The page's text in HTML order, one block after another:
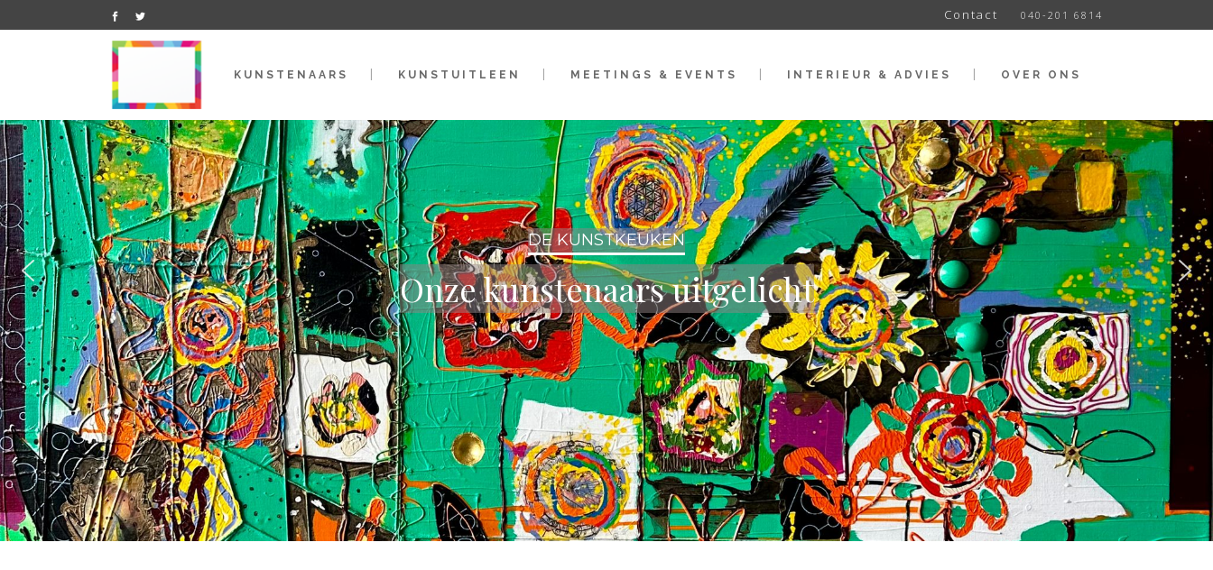
Contact 040-201 6814
KUNSTENAARS KUNSTUITLEEN MEETINGS & EVENTS INTERIEUR & ADVIES OVER ONS
DE KUNSTKEUKEN
Onze kunstenaars uitgelicht